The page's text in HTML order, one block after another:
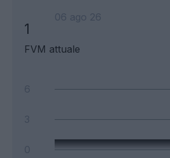
06 ago 26
1
FVM attuale